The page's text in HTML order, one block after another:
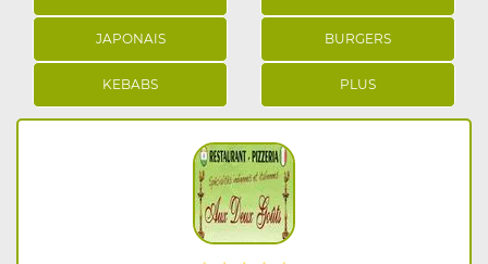
JAPONAIS BURGERS
KEBABS PLUS